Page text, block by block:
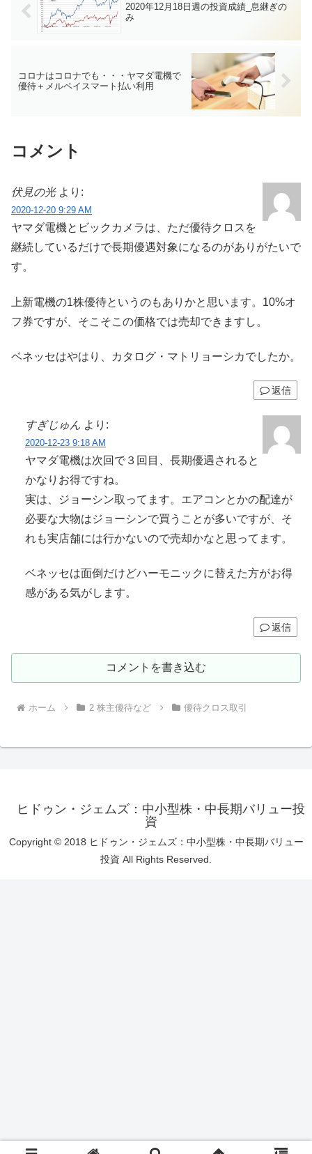
2020年12月18日週の投資成績_息継ぎの
み
コロナはコロナでも・・・ヤマダ電機で
優待＋メルペイスマート払い利用
コメント
伏見の光 より:
2020-12-20 9:29 AM
ヤマダ電機とビックカメラは、ただ優待クロスを
継続しているだけで長期優遇対象になるのがありがたいで
す。
上新電機の1株優待というのもありかと思います。10%オ
フ券ですが、そこそこの価格では売却できますし。
ベネッセはやはり、カタログ・マトリョーシカでしたか。
返信
すぎじゅん より:
2020-12-23 9:18 AM
ヤマダ電機は次回で３回目、長期優遇されると
かなりお得ですね。
実は、ジョーシン取ってます。エアコンとかの配達が
必要な大物はジョーシンで買うことが多いですが、そ
れも実店舗には行かないので売却かなと思ってます。
ベネッセは面倒だけどハーモニックに替えた方がお得
感がある気がします。
返信
コメントを書き込む
ホーム 2 株主優待など 優待クロス取引
ヒドゥン・ジェムズ：中小型株・中長期バリュー投
資
Copyright © 2018 ヒドゥン・ジェムズ：中小型株・中長期バリュー
投資 All Rights Reserved.